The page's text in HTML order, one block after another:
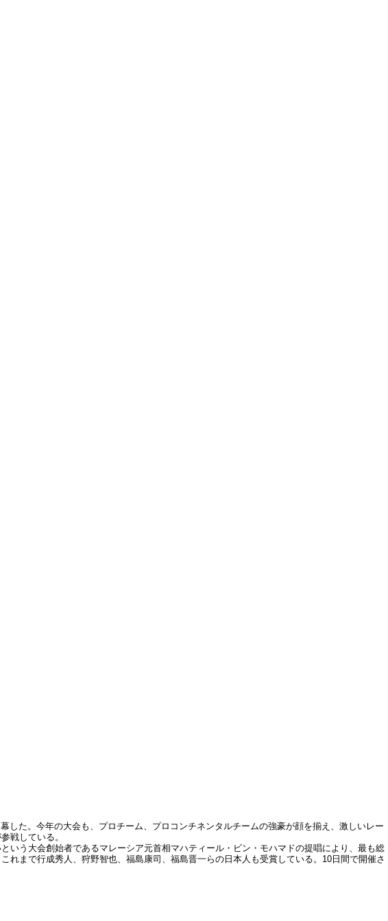
た。今年の大会も、プロチーム、プロコンチネンタルチームの強豪が顔を揃え、激しいレー
戦している。
う大会創始者であるマレーシア元首相マハティール・ビン・モハマドの提唱により、最も総
まで行成秀人、狩野智也、福島康司、福島晋一らの日本人も受賞している。10日間で開催さ